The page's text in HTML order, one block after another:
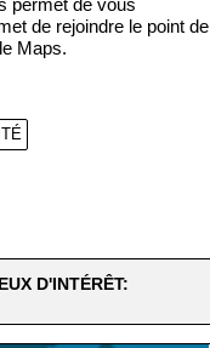
permet de vous
de rejoindre le point de
Maps.
D'INTÉRÊT: